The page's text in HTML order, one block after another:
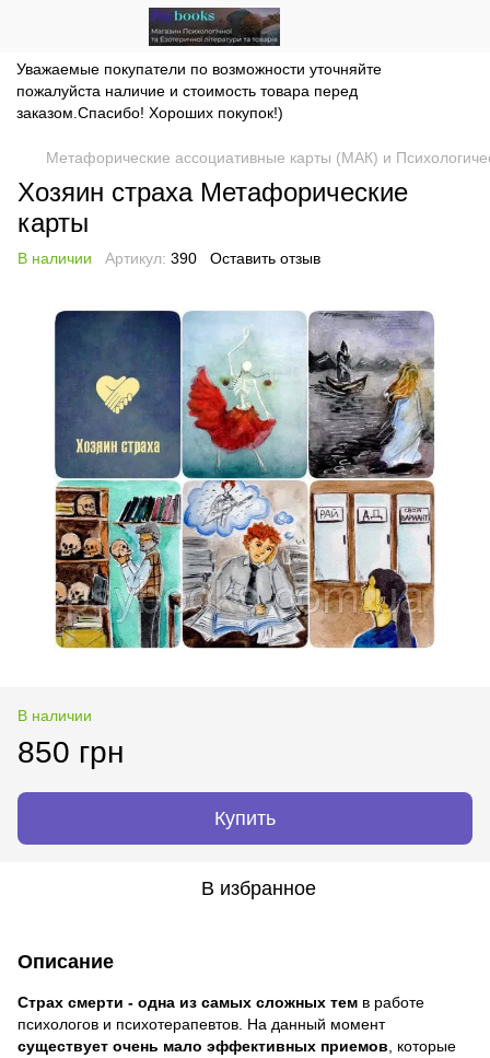
Уважаемые покупатели по возможности уточняйте
пожалуйста наличие и стоимость товара перед
заказом.Спасибо! Хороших покупок!)
Метафорические ассоциативные карты (МАК) и
Хозяин страха Метафорические
карты
В наличии Артикул: 390 Оставить отзыв
В наличии
850 грн
Купить
В избранное
Описание
Страх смерти - одна из самых сложных тем в работе
психологов и психотерапевтов. На данный момент
существует очень мало эффективных приемов , которые